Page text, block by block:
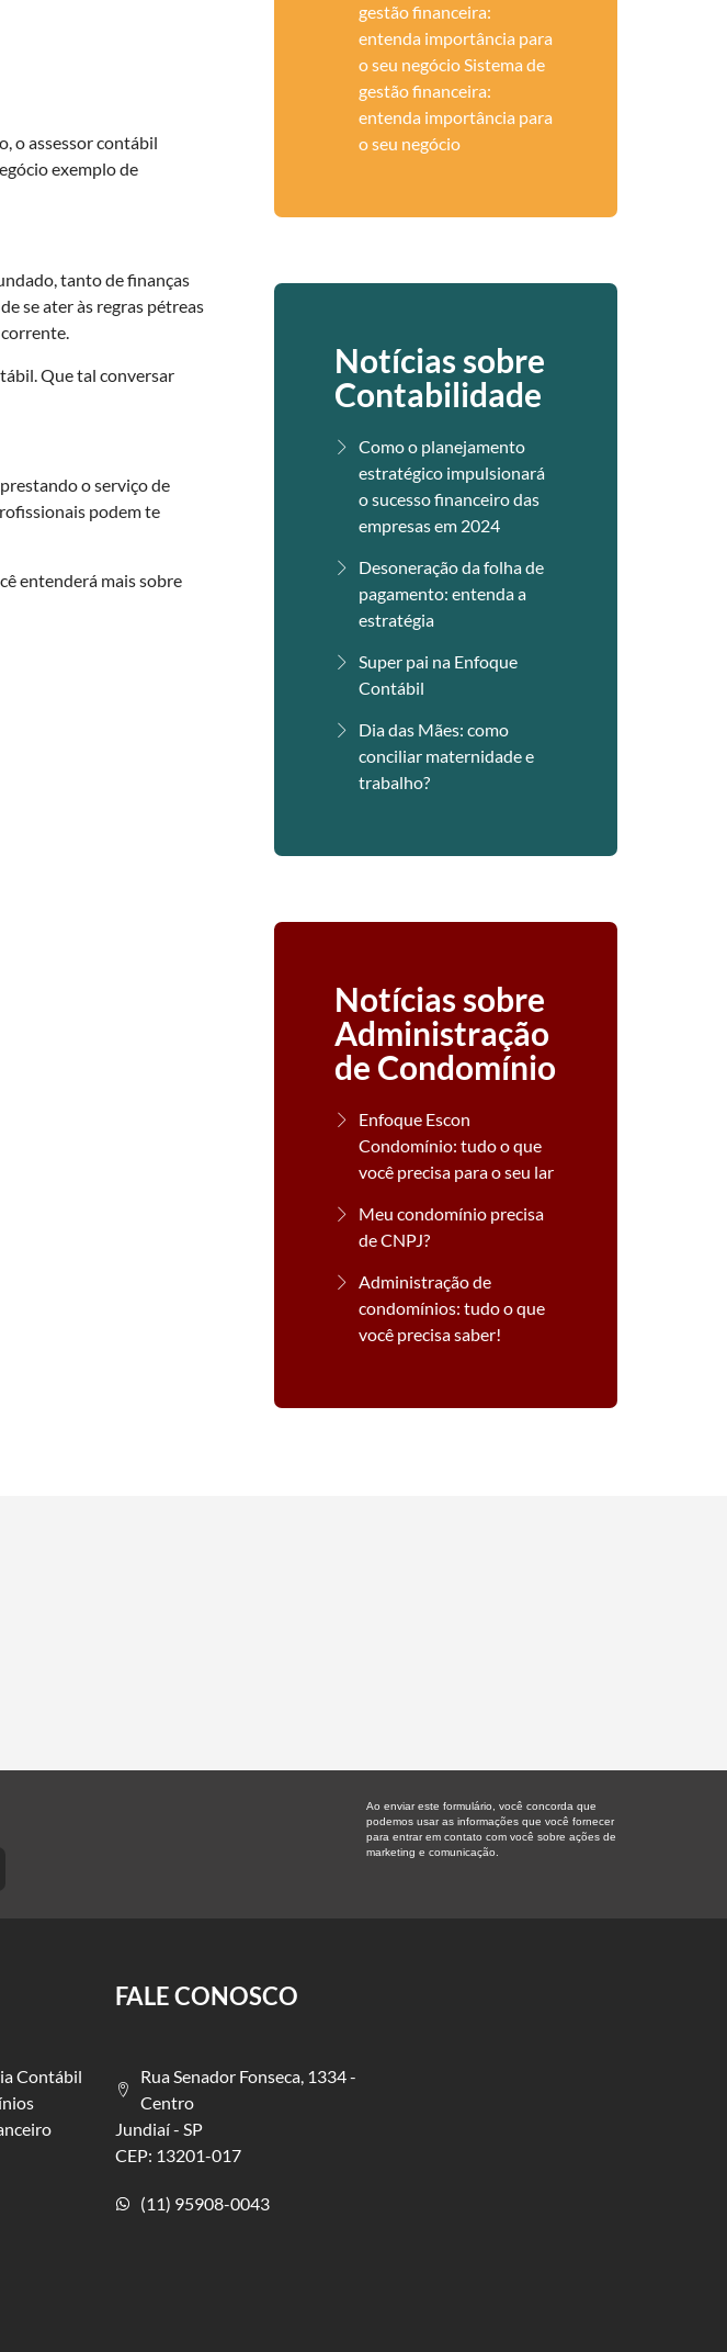
o assessor contábil
exemplo de
tanto de finanças
se ater às regras pétreas
Que tal conversar
o serviço de
podem te
entenderá mais sobre
gestão financeira:
entenda importância para
o seu negócio Sistema de
gestão financeira:
entenda importância para
o seu negócio
Notícias sobre
Contabilidade
Como o planejamento
estratégico impulsionará
o sucesso financeiro das
empresas em 2024
Desoneração da folha de
pagamento: entenda a
estratégia
Super pai na Enfoque
Contábil
Dia das Mães: como
conciliar maternidade e
trabalho?
Notícias sobre
Administração
de Condomínio
Enfoque Escon
Condomínio: tudo o que
você precisa para o seu lar
Meu condomínio precisa
de CNPJ?
Administração de
condomínios: tudo o que
você precisa saber!
Ao enviar este formulário, você concorda que
podemos usar as informações que você fornecer
para entrar em contato com você sobre ações de
marketing e comunicação.
Contábil
FALE CONOSCO
Rua Senador Fonseca, 1334 -
Centro
Jundiaí - SP
CEP: 13201-017
(11) 95908-0043